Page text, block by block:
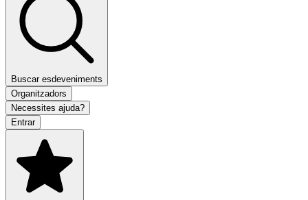
Buscar esdeveniments
Organitzadors
Necessites ajuda?
Entrar